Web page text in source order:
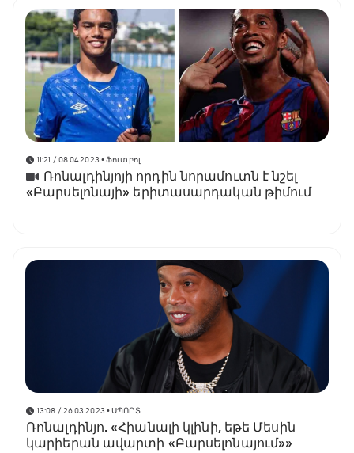
11:21 / 08.04.2023 • Ֆուտբոլ
Ռոնալդինյոյի որդին նորամուտն է նշել
«Բարսելոնայի» երիտասարդական թիմում
13:08 / 26.03.2023 • ՍՊՈՐՏ
Ռոնալդինյո. «Հիանալի կլինի, եթե Մեսին
կարիերան ավարտի «Բարսելոնայում»»